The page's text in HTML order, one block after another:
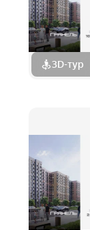
3D-тур